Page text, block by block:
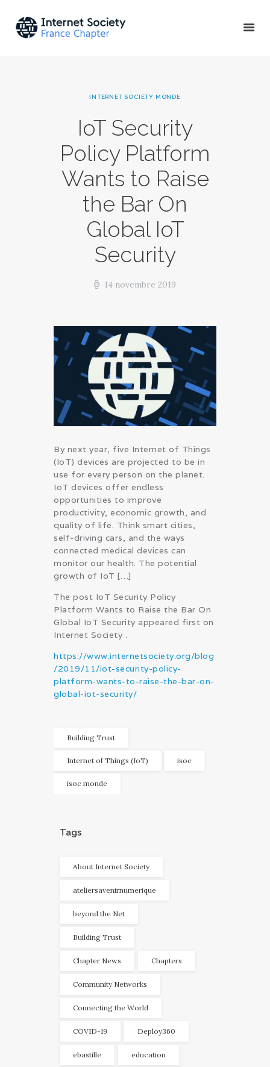
INTERNET SOCIETY MONDE
IoT Security
Policy Platform
Wants to Raise
the Bar On
Global IoT
Security
14 novembre 2019
ACTU & ÉVÉNEMENTS
A PROPOS
By next year, five Internet of Things
(IoT) devices are projected to be in
use for every person on the planet.
IoT devices offer endless
opportunities to improve
productivity, economic growth, and
quality of life. Think smart cities,
self-driving cars, and the ways
connected medical devices can
monitor our health. The potential
growth of IoT […]
The post IoT Security Policy
Platform Wants to Raise the Bar On
Global IoT Security appeared first on
Internet Society .
https://www.internetsociety.org/blog
/2019/11/iot-security-policy-
platform-wants-to-raise-the-bar-on-
global-iot-security/
Building Trust
Internet of Things (IoT) isoc
isoc monde
Tags
About Internet Society
ateliersavenirnumerique
beyond the Net
Building Trust
Chapter News Chapters
Community Networks
Connecting the World
COVID-19 Deploy360
ebastille education